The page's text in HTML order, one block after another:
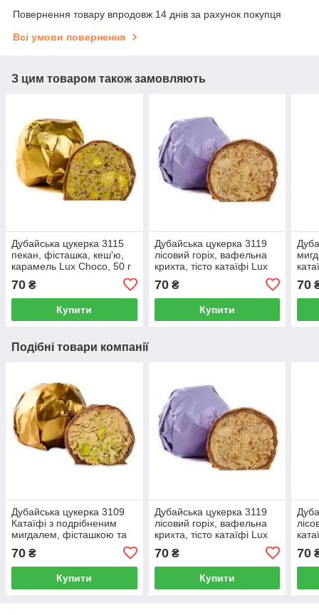
Повернення товару впродовж 14 днів за рахунок покупця
Всі умови повернення
З цим товаром також замовляють
Дубайська цукерка 3115
пекан, фісташка, кеш'ю,
карамель Lux Choco, 50 г
70 ₴
Купити
Дубайська цукерка 3119
лісовий горіх, вафельна
крихта, тісто катаїфі Lux
70₴
Купити
70
Подібні товари компанії
Дубайська цукерка 3109
Катаїфі з подрібненим
мигдалем, фісташкою та
Choco, 50 г
70 ₴
Купити
Дубайська цукерка 3119
лісовий горіх, вафельна
крихта, тісто катаїфі Lux
70₴
Купити
70